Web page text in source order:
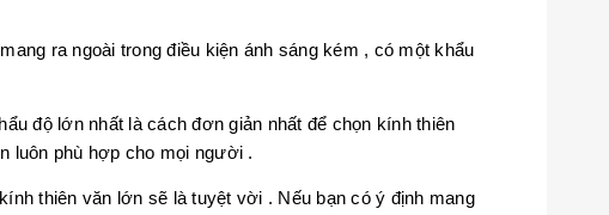
ra ngoài trong điều kiện ánh sáng kém , có một khẩu
độ lớn nhất là cách đơn giản nhất để chọn kính thiên
luôn phù hợp cho mọi người .
thiên văn lớn sẽ là tuyệt vời . Nếu bạn có ý định mang